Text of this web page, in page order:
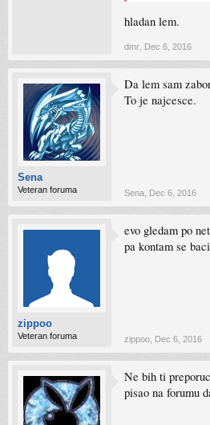
hladan lem.
dmr Dec 6, 2016
Sena
Veteran foruma
Da lem sam
To je najcesce.
Sena Dec 6, 2016
zippoo
Veteran foruma
evo gledam po
pa kontam se
zippoo Dec 6, 2016
Ne bih ti
pisao na forumu